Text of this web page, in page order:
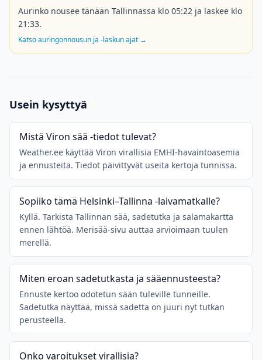
Aurinko nousee tänään Tallinnassa klo 05:22 ja laskee klo
21:33.
Katso auringonnousun ja -laskun ajat →
Usein kysyttyä
Mistä Viron sää -tiedot tulevat?
Weather.ee käyttää Viron virallisia EMHI-havaintoasemia
ja ennusteita. Tiedot päivittyvät useita kertoja tunnissa.
Sopiiko tämä Helsinki–Tallinna -laivamatkalle?
Kyllä. Tarkista Tallinnan sää, sadetutka ja salamakartta
ennen lähtöä. Merisää-sivu auttaa arvioimaan tuulen
merellä.
Miten eroan sadetutkasta ja sääennusteesta?
Ennuste kertoo odotetun sään tuleville tunneille.
Sadetutka näyttää, missä sadetta on juuri nyt tutkan
perusteella.
Onko varoitukset virallisia?